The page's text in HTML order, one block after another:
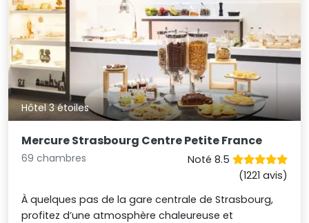
Hôtel 3 étoiles
Mercure Strasbourg Centre Petite France
69 chambres
Noté 8.5
(1221 avis)
À quelques pas de la gare centrale de Strasbourg,
profitez d’une atmosphère chaleureuse et